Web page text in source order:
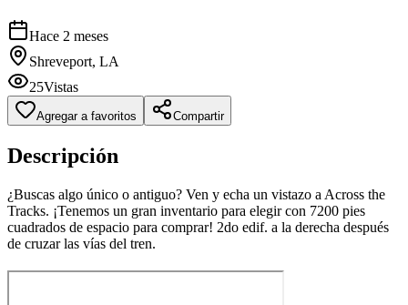
Hace 2 meses
Shreveport, LA
25Vistas
Agregar a favoritos Compartir
Descripción
¿Buscas algo único o antiguo? Ven y echa un vistazo a Across the
Tracks. ¡Tenemos un gran inventario para elegir con 7200 pies
cuadrados de espacio para comprar! 2do edif. a la derecha después
de cruzar las vías del tren.